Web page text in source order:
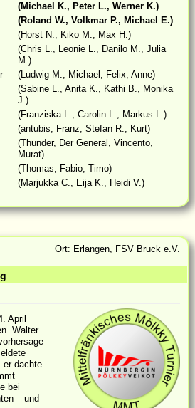
(Michael K., Peter L., Werner K.)
(Roland W., Volkmar P., Michael E.)
(Horst N., Kiko M., Max H.)
(Chris L., Leonie L., Danilo M., Julia
M.)
(Ludwig M., Michael, Felix, Anne)
(Sabine L., Anita K., Kathi B., Monika
J.)
(Franziska L., Carolin L., Markus L.)
(antubis, Franz, Stefan R., Kurt)
(Thunder, Der General, Vincento,
Murat)
(Thomas, Fabio, Timo)
(Marjukka C., Eija K., Heidi V.)
Ort: Erlangen, FSV Bruck e.V.
April
Walter
er dachte
bei
– und